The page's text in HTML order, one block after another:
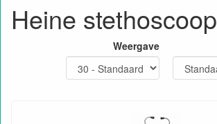
Heine stethoscoop
Weergave